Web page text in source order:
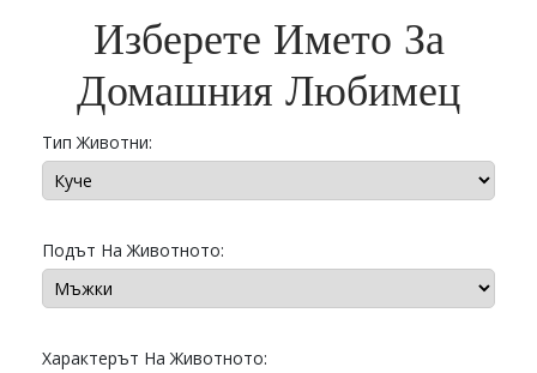
Изберете Името За
Домашния Любимец
Тип Животни:
Подът На Животното:
Характерът На Животното: